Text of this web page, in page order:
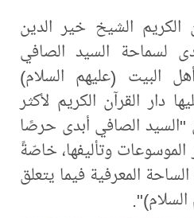
الكريم الشيخ خير الدين
لسماحة السيد الصافي
البيت (عليهم السلام)
دار القرآن الكريم لأكثر
أنّ "السيد الصافي أبدى حرصًا
الموسوعات وتأليفها، خاصّةً
المعرفية فيما يتعلق